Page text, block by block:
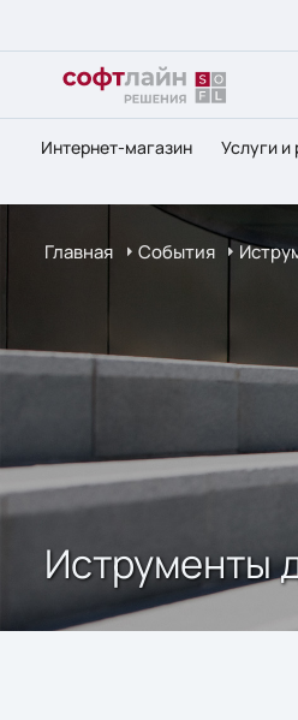
Интернет-магазин Услуги и
Главная События
Иструменты